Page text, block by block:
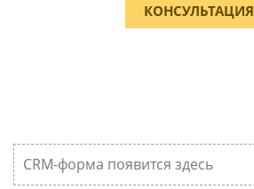
КОНСУЛЬТАЦИЯ
CRM-форма появится здесь